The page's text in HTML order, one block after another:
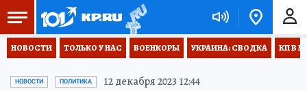
НОВОСТИ ТОЛЬКО У НАС ВОЕНКОРЫ УКРАИНА: СВОДКА КП В
НОВОСТИ ПОЛИТИКА 12 декабря 2023 12:44